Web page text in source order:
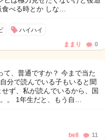
べる時とか しな…
ハイハイ
ままり 0
て、普通ですか？ 今まで当た
分で読んでいる子もいると聞
ず、私が読んでいるから、国
。 1年生だと、もう自…
bell 11